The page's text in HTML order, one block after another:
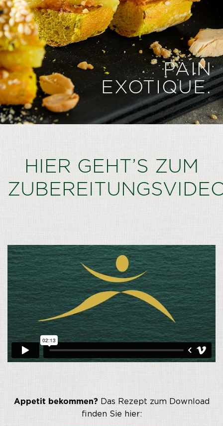
PAIN
EXOTIQUE.
HIER GEHT’S ZUM
Appetit bekommen? Das Rezept zum Download
finden Sie hier: